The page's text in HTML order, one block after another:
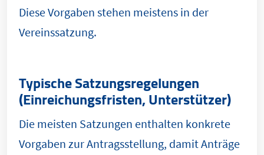
Diese Vorgaben stehen meistens in der
Vereinssatzung.
Typische Satzungsregelungen
(Einreichungsfristen, Unterstützer)
Die meisten Satzungen enthalten konkrete
Vorgaben zur Antragsstellung, damit Anträge